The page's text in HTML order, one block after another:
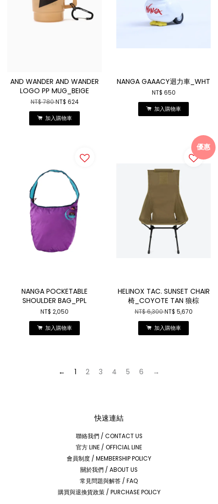
AND WANDER AND WANDER
LOGO PP MUG_BEIGE
NT$ 780NT$ 624
加入購物車
NANGA GAAACY迴力車_WHT
NT$ 650
加入購物車
NANGA POCKETABLE
SHOULDER BAG_PPL
NT$ 2,050
加入購物車
優惠
HELINOX TAC. SUNSET CHAIR
椅_COYOTE TAN 狼棕
NT$ 6,300NT$ 5,670
加入購物車
← 1 2 3 4 5 6 →
快速連結
聯絡我們 / CONTACT US
官方 LINE / OFFICIAL LINE
會員制度 / MEMBERSHIP POLICY
關於我們 / ABOUT US
常見問題與解答 / FAQ
購買與退換貨政策 / PURCHASE POLICY